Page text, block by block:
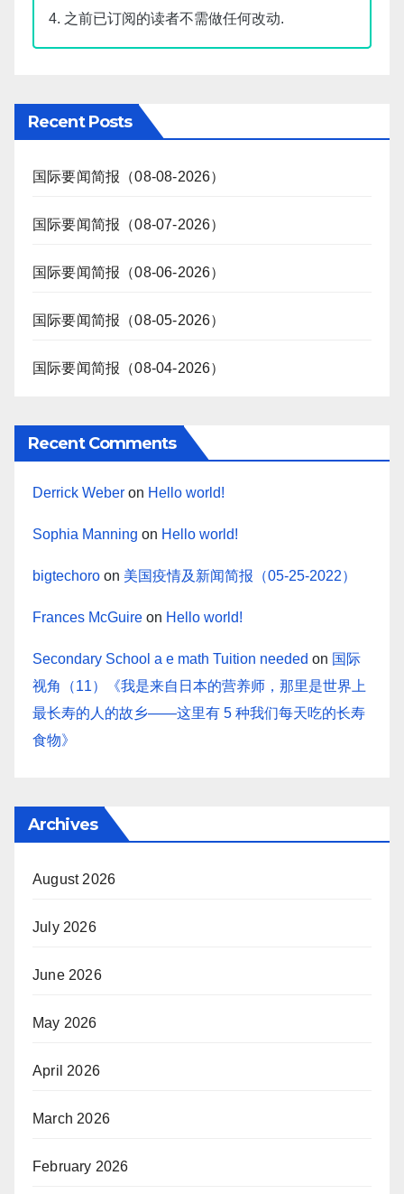
4. 之前已订阅的读者不需做任何改动.
Recent Posts
国际要闻简报（08-08-2026）
国际要闻简报（08-07-2026）
国际要闻简报（08-06-2026）
国际要闻简报（08-05-2026）
国际要闻简报（08-04-2026）
Recent Comments
Derrick Weber on Hello world!
Sophia Manning on Hello world!
bigtechoro on 美国疫情及新闻简报（05-25-2022）
Frances McGuire on Hello world!
Secondary School a e math Tuition needed on 国际
视角（11）《我是来自日本的营养师，那里是世界上
最长寿的人的故乡——这里有 5 种我们每天吃的长寿
食物》
Archives
August 2026
July 2026
June 2026
May 2026
April 2026
March 2026
February 2026